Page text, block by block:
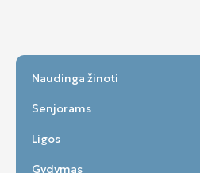
Naudinga žinoti
Senjorams
Ligos
Gydymas